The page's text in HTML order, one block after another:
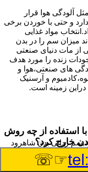
آلودگی هوا قرار
و حتی با خوردن برخی
مواد غذایی
میزان سم را در بدن
از مات دنیای صنعتی
زنده را مورد هدف
های صنعتی،هوا و
و آرسنیک
دراین زمینه است.
استفاده از چه روش
خارج کرد؟
عمده تقسیم می
زدایی بدن شاهرود
☞☏